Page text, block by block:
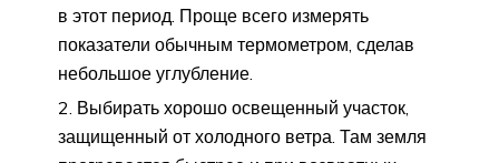
в этот период. Проще всего измерять
показатели обычным термометром, сделав
небольшое углубление.
Выбирать хорошо освещенный участок,
защищенный от холодного ветра. Там земля